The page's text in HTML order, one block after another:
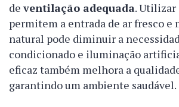
deventilação adequada. Utilizar
permitem a entrada de ar fresco e
natural pode diminuir a
condicionado e iluminação
eficaz também melhora a
garantindo um ambiente saudável.